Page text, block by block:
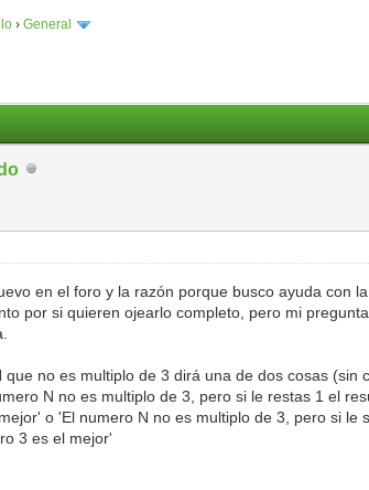
›General
en el foro y la razón porque busco ayuda con
por si quieren ojearlo completo, pero mi
que no es multiplo de 3 dirá una de dos cosas (sin
N no es multiplo de 3, pero si le restas 1 el
o 'El numero N no es multiplo de 3, pero si le
3 es el mejor'